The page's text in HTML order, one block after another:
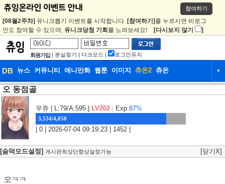
참여하기
[08월2주차] 유니크뽑기 이벤트를 시작합니다. [참여하기] 를 누르시면 비로그
인도 참여할 수 있으며, 유니크당첨 기회 를 노려보세요! [다시보지 않기 ]
회원가입 | 분실찾기 | 다크모드 | 로그인유지
DB 뉴스 커뮤니티 애니만화 웹툰 이미지 츄온2 츄온 ▼
DB
웹툰 이미지 츄온2
오 동점골
우쥬 | L:79/A:595 | LV202 Exp.87%
3,534/4,050
| 0 | 2026-07-04 09:19:23 | 1452 |
[숨덕모드설정] 게시판최상단항상설정가능 [닫기X]
오ㅋㅋ